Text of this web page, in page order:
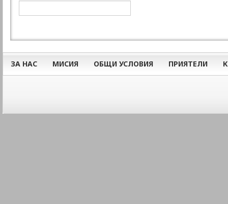
ЗА НАС МИСИЯ ОБЩИ УСЛОВИЯ ПРИЯТЕЛИ